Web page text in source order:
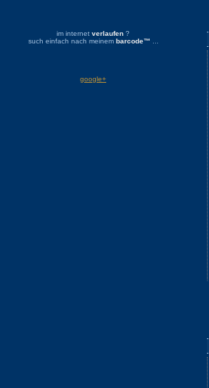
im internet verlaufen ?
such einfach nach meinem barcode™
google+